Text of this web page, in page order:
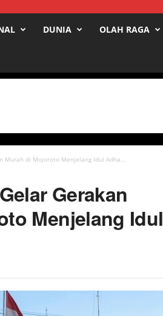
DUNIA OLAH RAGA
Murah di Mojoroto Menjelang Idul Adha...
Gerakan
Menjelang Idul